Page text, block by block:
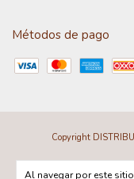
Al navegar por este sitio
Métodos de pago
Copyright